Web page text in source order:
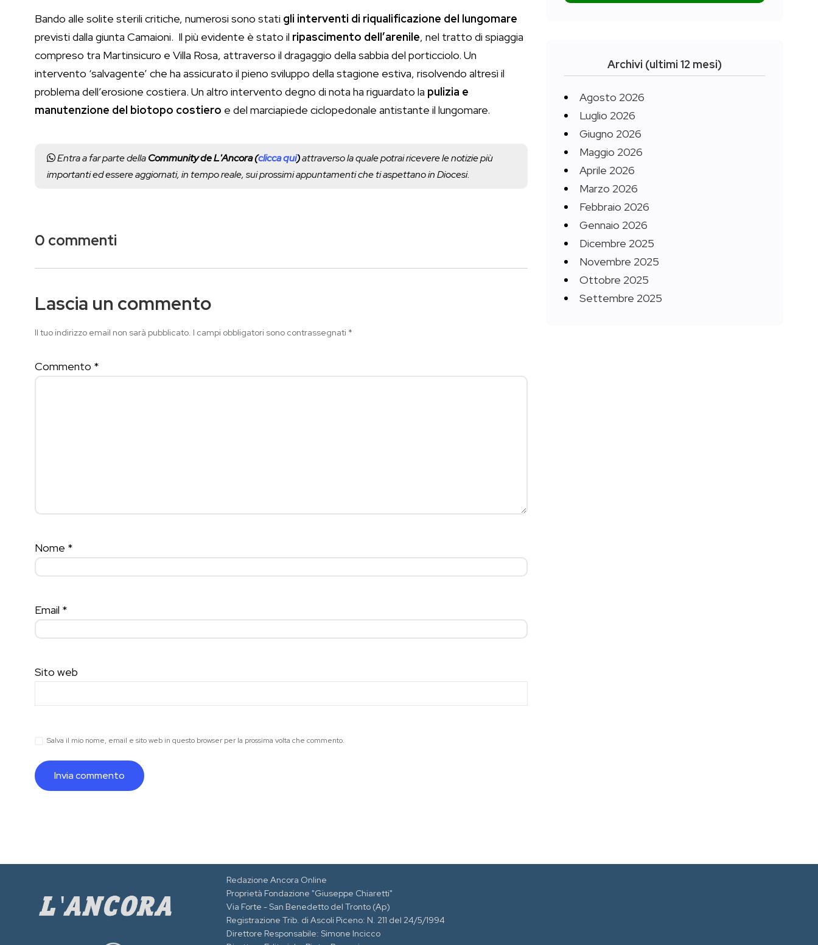
Bando alle solite sterili critiche, numerosi sono stati gli interventi di riqualificazione del lungomare
previsti dalla giunta Camaioni. Il più evidente è stato il ripascimento dell’arenile, nel tratto di spiaggia
compreso tra Martinsicuro e Villa Rosa, attraverso il dragaggio della sabbia del porticciolo. Un
intervento ‘salvagente’ che ha assicurato il pieno sviluppo della stagione estiva, risolvendo altresì il
problema dell’erosione costiera. Un altro intervento degno di nota ha riguardato la pulizia e
manutenzione del biotopo costiero e del marciapiede ciclopedonale antistante il lungomare.
Entra a far parte dellaCommunity de L'Ancora (clicca qui)attraverso la quale potrai ricevere le notizie più
importanti ed essere aggiornati, in tempo reale, sui prossimi appuntamenti che ti aspettano in Diocesi.
0 commenti
Lascia un commento
Il tuo indirizzo email non sarà pubblicato. I campi obbligatori sono contrassegnati *
Commento *
Nome *
Email *
Sito web
Salva il mio nome, email e sito web in questo browser per la prossima volta che commento.
Archivi (ultimi 12 mesi)
Agosto 2026
Luglio 2026
Giugno 2026
Maggio 2026
Aprile 2026
Marzo 2026
Febbraio 2026
Gennaio 2026
Dicembre 2025
Novembre 2025
Ottobre 2025
Settembre 2025
Redazione Ancora Online
Proprietà Fondazione "Giuseppe Chiaretti"
Via Forte - San Benedetto del Tronto (Ap)
Registrazione Trib. di Ascoli Piceno: N. 211 del 24/5/1994
Direttore Responsabile: Simone Incicco